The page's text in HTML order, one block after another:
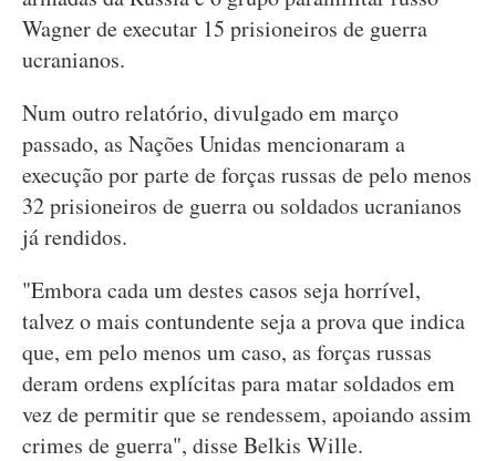
Wagner de executar 15 prisioneiros de guerra
ucranianos.
Num outro relatório, divulgado em março
passado, as Nações Unidas mencionaram a
execução por parte de forças russas de pelo menos
32 prisioneiros de guerra ou soldados ucranianos
já rendidos.
"Embora cada um destes casos seja horrível,
talvez o mais contundente seja a prova que indica
que, em pelo menos um caso, as forças russas
deram ordens explícitas para matar soldados em
vez de permitir que se rendessem, apoiando assim
crimes de guerra", disse Belkis Wille.